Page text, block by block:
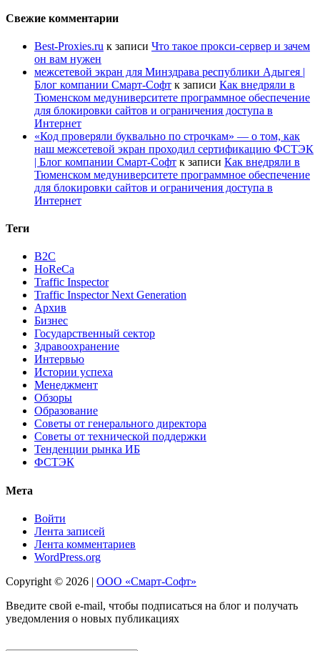
Свежие комментарии
Best-Proxies.ru к записи Что такое прокси-сервер и зачем
он вам нужен
межсетевой экран для Минздрава республики Адыгея |
Блог компании Смарт-Софт к записи Как внедряли в
Тюменском медуниверситете программное обеспечение
для блокировки сайтов и ограничения доступа в
Интернет
«Код проверяли буквально по строчкам» — о том, как
наш межсетевой экран проходил сертификацию ФСТЭК
| Блог компании Смарт-Софт к записи Как внедряли в
Тюменском медуниверситете программное обеспечение
для блокировки сайтов и ограничения доступа в
Интернет
Теги
B2C
HoReCa
Traffic Inspector
Traffic Inspector Next Generation
Архив
Бизнес
Государственный сектор
Здравоохранение
Интервью
Истории успеха
Менеджмент
Обзоры
Образование
Советы от генерального директора
Советы от технической поддержки
Тенденции рынка ИБ
ФСТЭК
Мета
Войти
Лента записей
Лента комментариев
WordPress.org
Copyright © 2026 | ООО «Смарт-Софт»
Введите свой e-mail, чтобы подписаться на блог и получать
уведомления о новых публикациях